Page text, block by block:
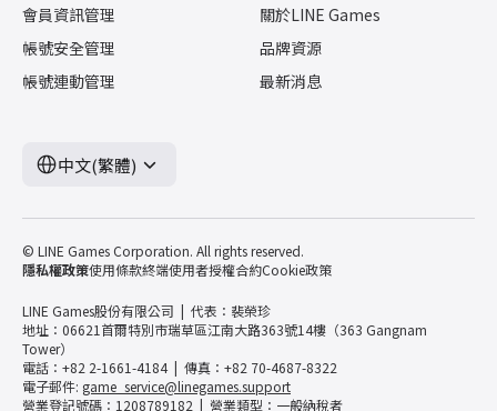
會員資訊管理
帳號安全管理
帳號連動管理
關於LINE Games
品牌資源
最新消息
中文(繁體)
© LINE Games Corporation. All rights reserved.
隱私權政策使用條款終端使用者授權合約Cookie政策
LINE Games股份有限公司
代表：裴榮珍
地址：06621首爾特別市瑞草區江南大路363號14樓（363 Gangnam
Tower）
電話：+82 2-1661-4184
傳真：+82 70-4687-8322
電子郵件: game_service@linegames.support
營業登記號碼：1208789182
營業類型：一般納稅者